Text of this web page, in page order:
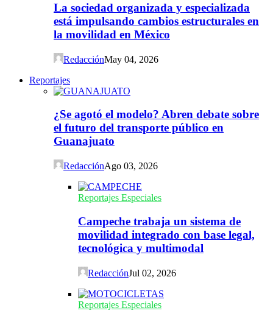
La sociedad organizada y especializada
está impulsando cambios estructurales en
la movilidad en México
RedacciónMay 04, 2026
Reportajes
¿Se agotó el modelo? Abren debate sobre
el futuro del transporte público en
Guanajuato
RedacciónAgo 03, 2026
Reportajes Especiales
Campeche trabaja un sistema de
movilidad integrado con base legal,
tecnológica y multimodal
RedacciónJul 02, 2026
Reportajes Especiales